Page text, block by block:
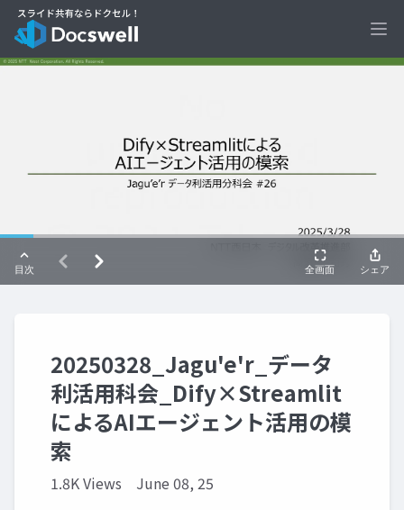
20250328_Jagu'e'r_データ
利活用科会_Dify×Streamlit
によるAIエージェント活用の模
索
1.8K Views June 08, 25